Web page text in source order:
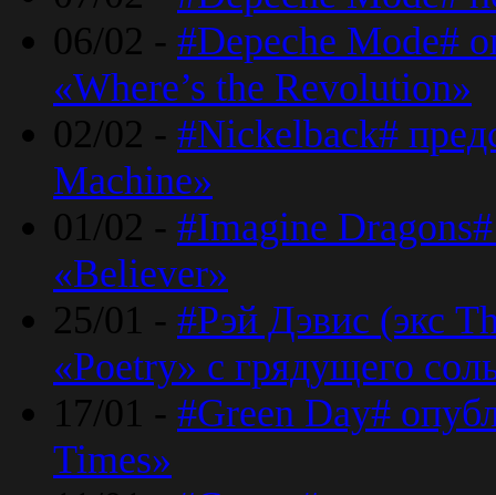
06/02 - #Depeche Mode#
«Where’s the Revolution»
02/02 - #Nickelback#
Machine»
01/02 - #Imagine
«Believer»
25/01 - #Рэй Дэвис (экс
«Poetry» с грядущего
17/01 - #Green Day#
Times»